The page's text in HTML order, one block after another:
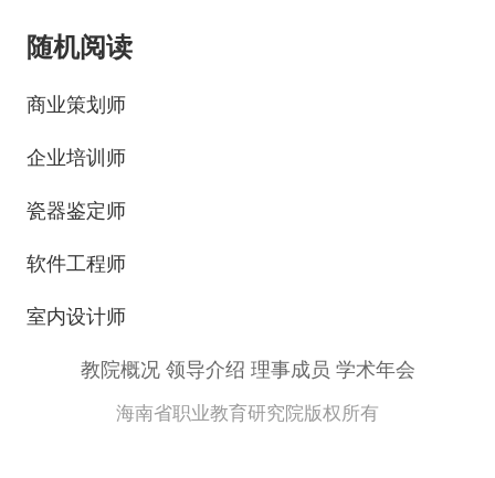
随机阅读
商业策划师
企业培训师
瓷器鉴定师
软件工程师
室内设计师
教院概况 领导介绍 理事成员 学术年会
海南省职业教育研究院版权所有